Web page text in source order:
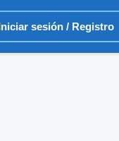
sesión / Registro